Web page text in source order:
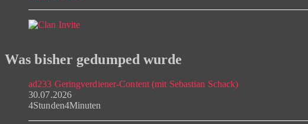
Was bisher gedumped wurde
ad233 Geringverdiener-Content (mit Sebastian Schack)
30.07.2026
4Stunden4Minuten